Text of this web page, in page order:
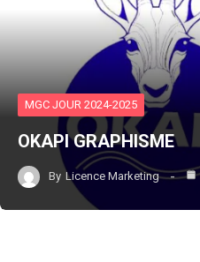
MGC JOUR 2024-2025
OKAPI GRAPHISME
By Licence Marketing